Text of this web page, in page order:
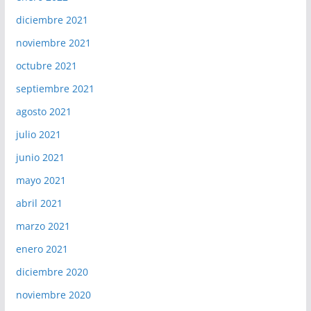
diciembre 2021
noviembre 2021
octubre 2021
septiembre 2021
agosto 2021
julio 2021
junio 2021
mayo 2021
abril 2021
marzo 2021
enero 2021
diciembre 2020
noviembre 2020